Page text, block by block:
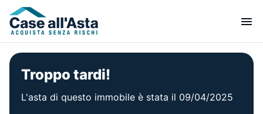
Troppo tardi!
L'asta di questo immobile è stata il 09/04/2025